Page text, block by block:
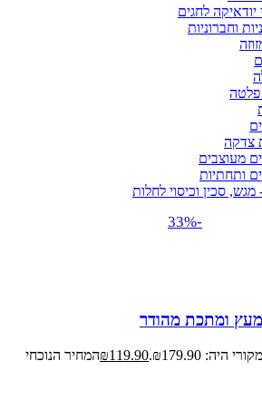
יודאיקה לחגים
וחברוניות
פלטה
צדקה
מעוצבים
ותחתיות
סכין וכיסוי לחלות
-33%
ומתכת מהודר
היה: ₪179.90. ₪119.90
המחיר הנוכחי